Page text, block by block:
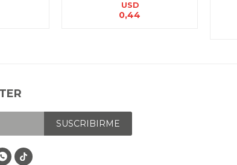
USD
0,44
SUSCRIBIRME